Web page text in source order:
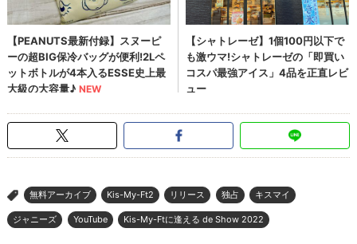
> 無料アーカイブ Kis-My-Ft2 リリース 独占 キスマイ
ジャニーズ YouTube Kis-My-Ftに逢える de Show 2022